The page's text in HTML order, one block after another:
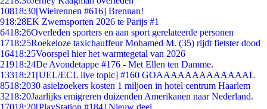
10818:30[Wielrennen #616] Brennan!
918:28EK Zwemsporten 2026 te Parijs #1
6418:26Overleden sporters en aan sport gerelateerde personen
1718:25Roekeloze taxichauffeur Mohamed M. (35) rijdt fietster dood
16418:25Voorspel hier het warmtegetal van 2026
21918:24De Avondetappe #176 - Met Ellen ten Damme.
13318:21 [UEL/ECL live topic] #160 GOAAAAAAAAAAAAAL
8518:2030 asielzoekers kosten 1 miljoen in hotel centrum Haarlem
3218:20Jaarlijks emigreren duizenden Amerikanen naar Nederland.
17018:20[PlayStation #184] Nieuw deel